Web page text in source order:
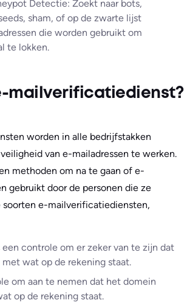
Detectie: Zoekt naar bots,
sham, of op de zwarte lijst
die worden gebruikt om
te lokken.
mailverificatiedienst?
worden in alle bedrijfstakken
van e-mailadressen te werken.
methoden om na te gaan of e-
gebruikt door de personen die ze
soorten e-mailverificatiediensten,
controle om er zeker van te zijn dat
wat op de rekening staat.
om aan te nemen dat het domein
op de rekening staat.